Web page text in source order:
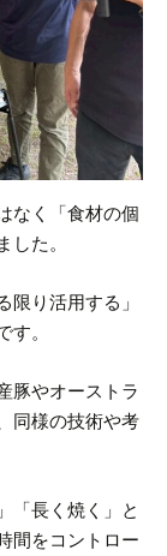
なく「食材の個
た。
り活用する」
。
豚やオーストラ
同様の技術や考
「長く焼く」と
間をコントロー